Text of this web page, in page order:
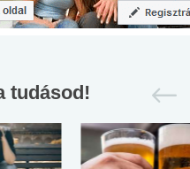
tudásod!